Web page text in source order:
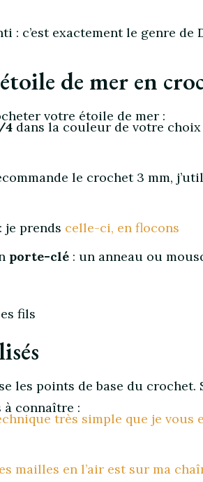
: c’est exactement le genre de
de mer en
votre étoile de mer :
4 dans la couleur de votre choix
le crochet 3 mm,
: je prends celle-ci, en flocons
porte-clé : un anneau ou
fils
les points de base du crochet.
à connaître :
très simple que je vous
mailles en l’air est sur ma